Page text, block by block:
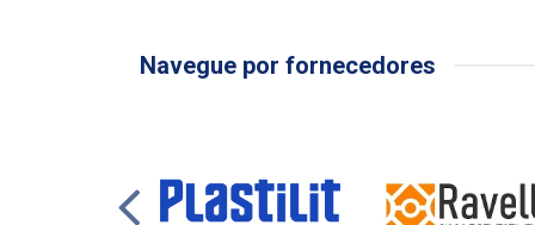
Navegue por fornecedores